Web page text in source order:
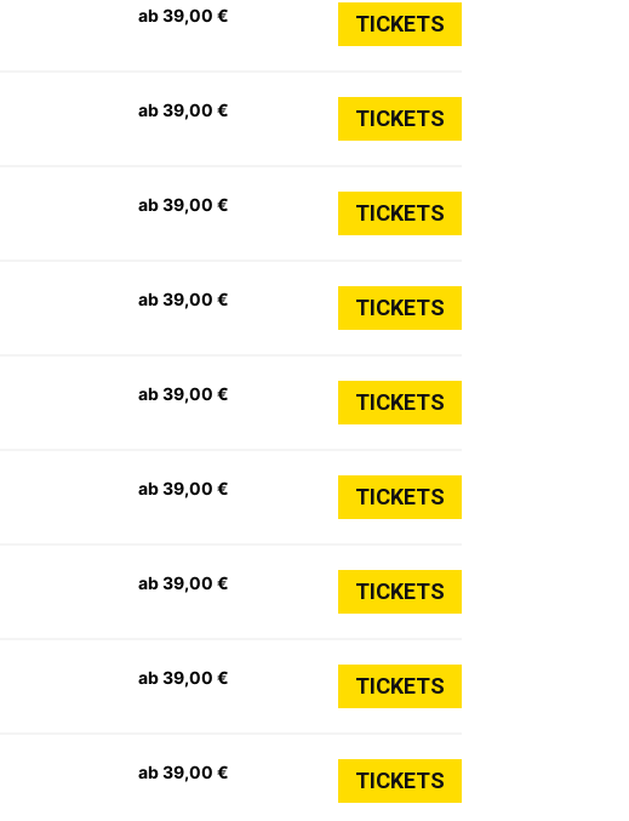
ab 39,00 € TICKETS
ab 39,00 € TICKETS
ab 39,00 € TICKETS
ab 39,00 € TICKETS
ab 39,00 € TICKETS
ab 39,00 € TICKETS
ab 39,00 € TICKETS
ab 39,00 € TICKETS
ab 39,00 € TICKETS